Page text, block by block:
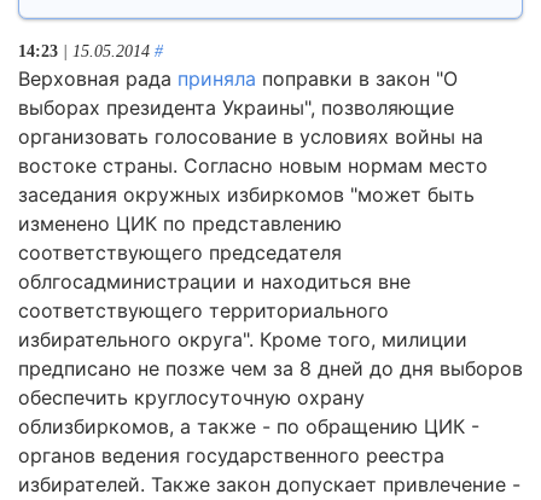
14:23 | 15.05.2014 #
Верховная рада приняла поправки в закон "О
выборах президента Украины", позволяющие
организовать голосование в условиях войны на
востоке страны. Согласно новым нормам место
заседания окружных избиркомов "может быть
изменено ЦИК по представлению
соответствующего председателя
облгосадминистрации и находиться вне
соответствующего территориального
избирательного округа". Кроме того, милиции
предписано не позже чем за 8 дней до дня выборов
обеспечить круглосуточную охрану
облизбиркомов, а также - по обращению ЦИК -
органов ведения государственного реестра
избирателей. Также закон допускает привлечение -